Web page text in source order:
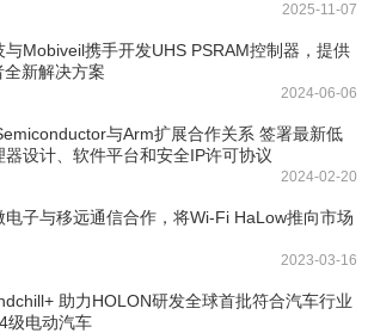
2025-11-07
与Mobiveil携手开发UHS PSRAM控制器，提供
全新解决方案
2024-06-06
与Arm扩展合作关系 签署最新低
器设计、软件平台和安全IP许可协议
2024-02-20
电子与移远通信合作，将Wi-Fi HaLow推向市场
2023-03-16
助力HOLON研发全球首批符合汽车行业
级电动汽车